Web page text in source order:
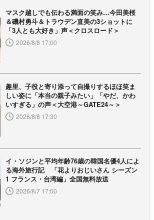
マスク越しでも伝わる満面の笑み…今田美桜
＆磯村勇斗＆トラウデン直美の3ショットに
「3人とも大好き」声＜クロスロード＞
2026/8/8 17:00
趣里、子役と寄り添って自撮りするほほ笑ま
しい姿に「本当の親子みたい」「やだ、かわ
いすぎる」の声＜大空港～GATE24～＞
2026/8/8 17:30
イ・ソジンと平均年齢76歳の韓国名優4人によ
る海外旅行記 「花よりおじいさん シーズン
1 フランス・台湾編」全国無料放送
2026/8/7 17:00